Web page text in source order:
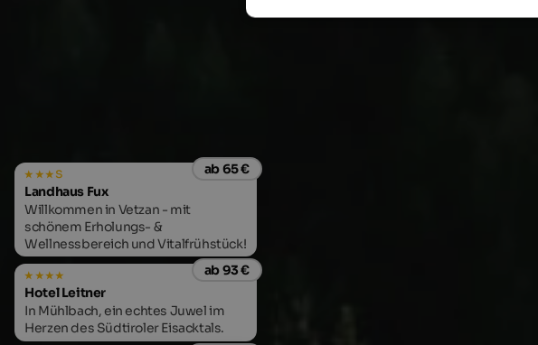
ab 65 €
s
Landhaus Fux
Willkommen in Vetzan - mit
schönem Erholungs- &
Wellnessbereich und Vitalfrühstück!
ab 93 €
Hotel Leitner
In Mühlbach, ein echtes Juwel im
Herzen des Südtiroler Eisacktals.